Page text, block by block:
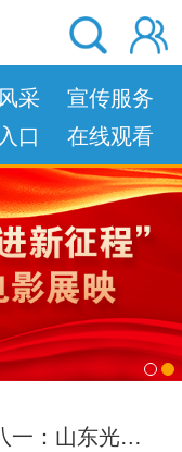
采
宣传服务
口 在线观看
百县同映 献礼八一：山东光影致敬人民军队、献礼长征胜利90周年